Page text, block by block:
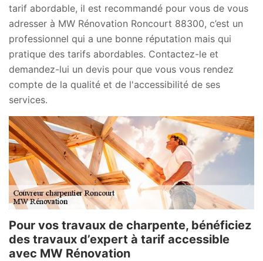
tarif abordable, il est recommandé pour vous de vous
adresser à MW Rénovation Roncourt 88300, c’est un
professionnel qui a une bonne réputation mais qui
pratique des tarifs abordables. Contactez-le et
demandez-lui un devis pour que vous vous rendez
compte de la qualité et de l'accessibilité de ses
services.
Pour vos travaux de charpente, bénéficiez
des travaux d’expert à tarif accessible
avec MW Rénovation